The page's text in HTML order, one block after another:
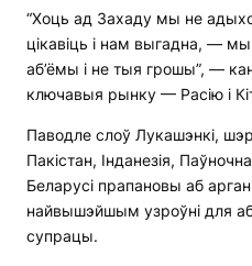
“Хоць ад Захаду мы не
цікавіць і нам выгадна, —
аб’ёмы і не тыя грошы”, —
ключавыя рынку — Расію і
Паводле слоў Лукашэнкі,
Пакістан, Інданезія,
Беларусі прапановы аб
найвышэйшым узроўні для
супрацы.